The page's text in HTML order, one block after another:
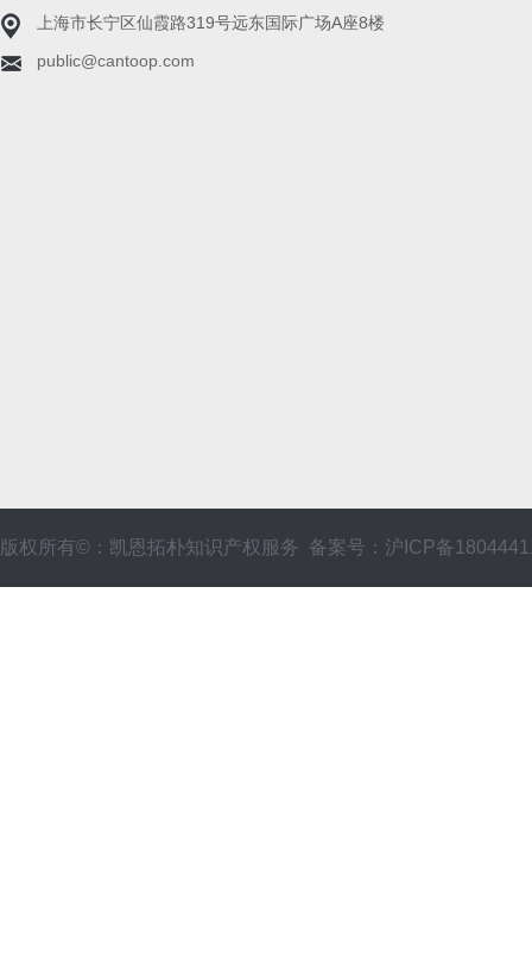
上海市长宁区仙霞路319号远东国际广场A座8楼
public@cantoop.com
版权所有©：凯恩拓朴知识产权服务 备案号：沪ICP备